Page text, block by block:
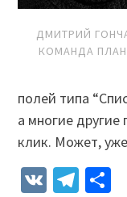
ДМИТРИЙ
КОМАНДА
полей типа
а многие другие
клик. Может,
VK